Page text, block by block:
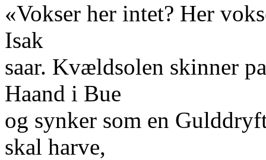
«Vokser her intet? Her
Isak
saar. Kvældsolen skinner
Haand i Bue
og synker som en
skal harve,